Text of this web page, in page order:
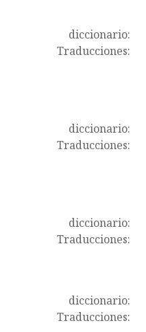
diccionario:
Traducciones:
diccionario:
Traducciones:
diccionario:
Traducciones:
diccionario:
Traducciones: